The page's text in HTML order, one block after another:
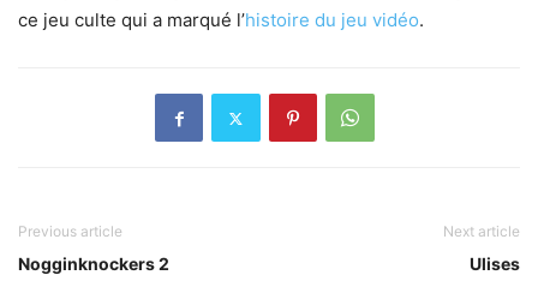
ce jeu culte qui a marqué l’histoire du jeu vidéo.
Previous article
Nogginknockers 2
Next article
Ulises